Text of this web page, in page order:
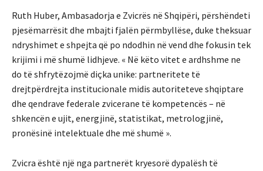
Ruth Huber, Ambasadorja e Zvicrës në Shqipëri, përshëndeti
pjesëmarrësit dhe mbajti fjalën përmbyllëse, duke theksuar
ndryshimet e shpejta që po ndodhin në vend dhe fokusin tek
krijimi i më shumë lidhjeve. « Në këto vitet e ardhshme ne
do të shfrytëzojmë diçka unike: partneritete të
drejtpërdrejta institucionale midis autoriteteve shqiptare
dhe qendrave federale zvicerane të kompetencës – në
shkencën e ujit, energjinë, statistikat, metrologjinë,
pronësinë intelektuale dhe më shumë ».
Zvicra është një nga partnerët kryesorë dypalësh të